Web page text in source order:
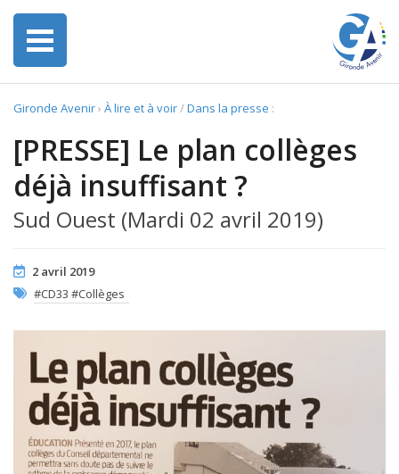
Gironde Avenir› À lire et à voir/Dans la presse :
[PRESSE] Le plan collèges
déjà insuffisant ?
Sud Ouest (Mardi 02 avril 2019)
2 avril 2019
#CD33 #Collèges